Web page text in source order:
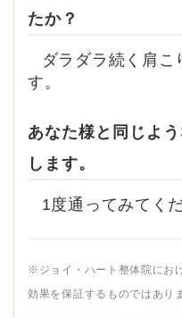
たか？
ダラダラ続く肩こ
す。
あなた様と同じよ
します。
1度通ってみてく
※ジョイ・ハート整体院にお
効果を保証するものではあり